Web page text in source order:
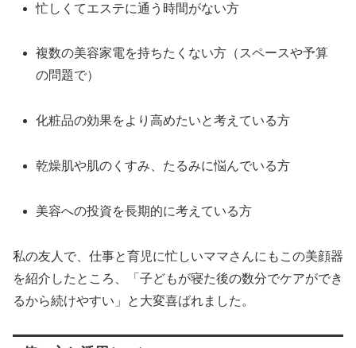
忙しくてエステに通う時間がない方
複数の美容家電を持ちたくない方（スペースや予算
の問題で）
化粧品の効果をより高めたいと考えている方
乾燥肌や肌のくすみ、たるみに悩んでいる方
美容への投資を長期的に考えている方
私の友人で、仕事と育児に忙しいママさんにもこの美顔器
を紹介したところ、「子どもが寝た後の数分でケアができ
るから続けやすい」と大変喜ばれました。